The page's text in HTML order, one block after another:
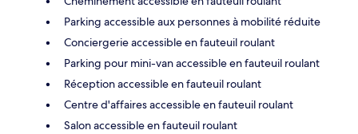
Parking accessible aux personnes à mobilité réduite
Conciergerie accessible en fauteuil roulant
Parking pour mini-van accessible en fauteuil roulant
Réception accessible en fauteuil roulant
Centre d'affaires accessible en fauteuil roulant
Salon accessible en fauteuil roulant